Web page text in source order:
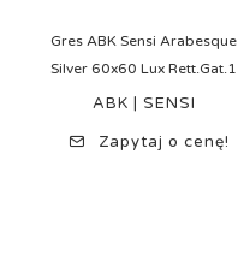
Gres ABK Sensi Arabesque
Silver 60x60 Lux Rett.Gat.1
ABK | SENSI
Zapytaj o cenę!